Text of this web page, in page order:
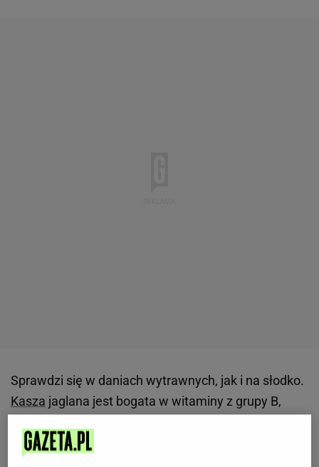
Sprawdzi się w daniach wytrawnych, jak i na słodko.
Kasza jaglana jest bogata w witaminy z grupy B,
miedź. Nie zawiera również glutenu, więc jest